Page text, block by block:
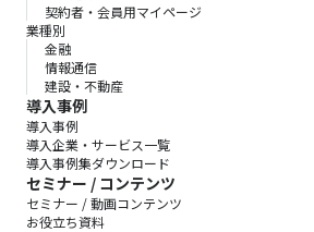
契約者・会員用マイページ
業種別
金融
情報通信
建設・不動産
導入事例
導入事例
導入企業・サービス一覧
導入事例集ダウンロード
セミナー / コンテンツ
セミナー / 動画コンテンツ
お役立ち資料